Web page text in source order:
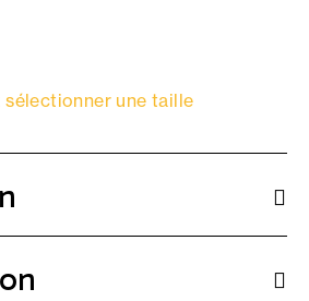
sélectionner une taille